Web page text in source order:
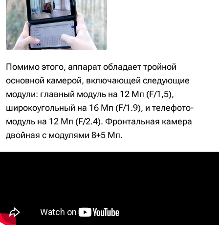
Помимо этого, аппарат обладает тройной
основной камерой, включающей следующие
модули: главный модуль на 12 Мп (F/1,5),
широкоугольный на 16 Мп (F/1.9), и телефото-
модуль на 12 Мп (F/2.4). Фронтальная камера
двойная с модулями 8+5 Мп.